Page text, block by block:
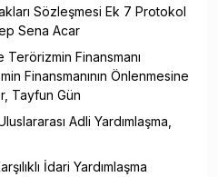
Sözleşmesi Ek 7 Protokol
Sena Acar
Terörizmin Finansmanı
Finansmanının Önlenmesine
Tayfun Gün
Adli Yardımlaşma,
İdari Yardımlaşma